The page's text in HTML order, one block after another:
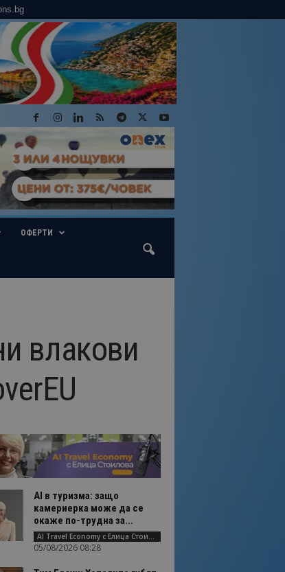
ОФЕРТИ
влакови
AI в туризма: защо
камериерка може да се
окаже по-трудна за...
AI Travel Economy с Елица Стоилова
05/08/2026 08:28